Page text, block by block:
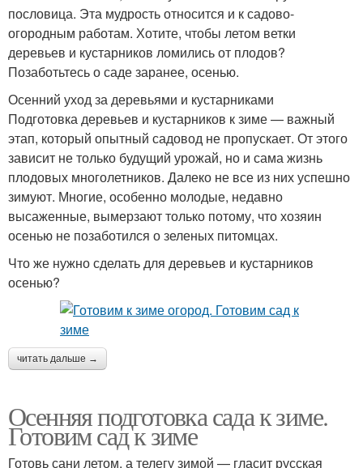
пословица. Эта мудрость относится и к садово-
огородным работам. Хотите, чтобы летом ветки
деревьев и кустарников ломились от плодов?
Позаботьтесь о саде заранее, осенью.
Осенний уход за деревьями и кустарниками
Подготовка деревьев и кустарников к зиме — важный
этап, который опытный садовод не пропускает. От этого
зависит не только будущий урожай, но и сама жизнь
плодовых многолетников. Далеко не все из них успешно
зимуют. Многие, особенно молодые, недавно
высаженные, вымерзают только потому, что хозяин
осенью не позаботился о зеленых питомцах.
Что же нужно сделать для деревьев и кустарников
осенью?
читать дальше →
Осенняя подготовка сада к зиме.
Готовим сад к зиме
Готовь сани летом, а телегу зимой — гласит русская